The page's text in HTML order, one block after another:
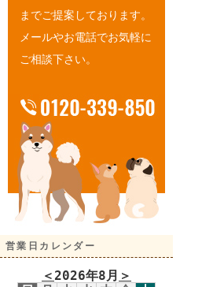
までご提案しております。
メールやお電話でお気軽に
ご相談下さい。
営業日カレンダー
＜ 2026年8月 ＞